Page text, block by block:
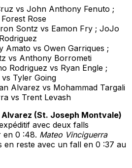
vs John Anthony Fenuto ;
Rose
Sontz vs Eamon Fry ; JoJo
Amato vs Owen Garriques ;
vs Anthony Borrometi
Rodriguez vs Ryan Engle ;
Tyler Going
Alvarez vs Mohammad Targali
vs Trent Levash
(St. Joseph Montvale)
avec deux falls
en 0 :48. Mateo Vinciguerra
en reste avec un fall en 0 :37 au